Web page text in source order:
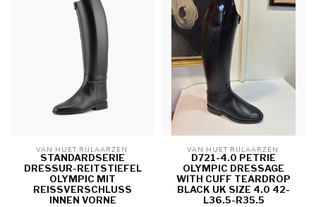
VAN HUET RIJLAARZEN
STANDARDSERIE
DRESSUR-REITSTIEFEL
OLYMPIC MIT
REISSVERSCHLUSS I
NNEN VORNE
VAN HUET RIJLAARZEN
D721-4.0 PETRIE
OLYMPIC DRESSAGE
WITH CUFF TEARDROP
BLACK UK SIZE 4.0 42-
L36.5-R35.5